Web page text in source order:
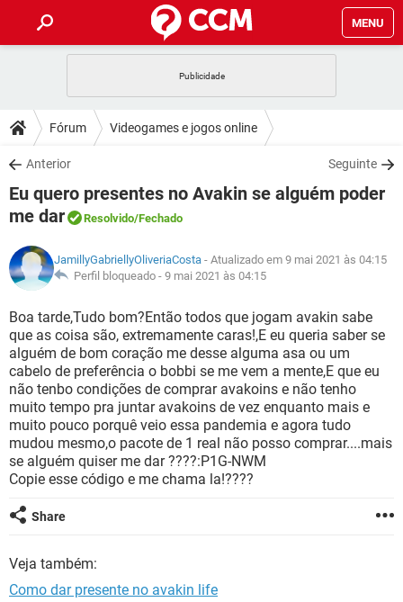
MENU
CELULAR FACEBOOK
OUTLOOK
INSTAGRAM GMAIL
GUIA DE COMPRAS
DICAS
JOGOS WHATSAPP
OUTLOOK
GUIA DE COMPRAS
DOWNLOADS
JOGOS WHATSAPP
CELULAR
OUTLOOK EXCEL
INSTAGRAM
GUIA DE COMPRAS
FÓRUM
CELULAR FACEBOOK
INSTAGRAM GMAIL
GUIA DE COMPRAS
GLOSSÁRIO
JOGOS
CELULAR FACEBOOK
OUTLOOK EXCEL
INSTAGRAM GMAIL
GUIA DE COMPRAS
Fórum Videogames e jogos online
Anterior Seguinte
Eu quero presentes no Avakin se alguém poder
me dar
Resolvido/Fechado
JamillyGabriellyOliveriaCosta - Atualizado em 9 mai 2021 às 04:15
Perfil bloqueado - 9 mai 2021 às 04:15
Boa tarde,Tudo bom?Então todos que jogam avakin sabe
que as coisa são, extremamente caras!,E eu queria saber se
alguém de bom coração me desse alguma asa ou um
cabelo de preferência o bobbi se me vem a mente,E que eu
não tenbo condições de comprar avakoins e não tenho
muito tempo pra juntar avakoins de vez enquanto mais e
muito pouco porquê veio essa pandemia e agora tudo
mudou mesmo,o pacote de 1 real não posso comprar....mais
se alguém quiser me dar ????:P1G-NWM
Copie esse código e me chama la!????
Share
Veja também:
Como dar presente no avakin life